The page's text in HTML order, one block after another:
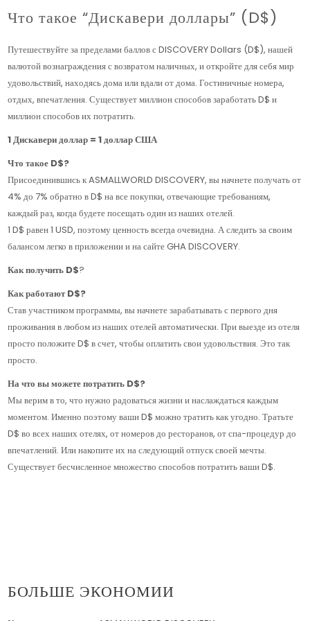
following
links
will
the
content
Что такое “Дискавери доллары” (D$)
Путешествуйте за пределами баллов с DISCOVERY Dollars (D$), нашей
валютой вознаграждения с возвратом наличных, и откройте для себя мир
удовольствий, находясь дома или вдали от дома. Гостиничные номера,
отдых, впечатления. Существует миллион способов заработать D$ и
миллион способов их потратить.
1 Дискавери доллар = 1 доллар США
Что такое D$?
Присоединившись к ASMALLWORLD DISCOVERY, вы начнете получать от
4% до 7% обратно в D$ на все покупки, отвечающие требованиям,
каждый раз, когда будете посещать один из наших отелей.
1 D$ равен 1 USD, поэтому ценность всегда очевидна. А следить за своим
балансом легко в приложении и на сайте GHA DISCOVERY.
Как получить D$?
Как работают D$?
Став участником программы, вы начнете зарабатывать с первого дня
проживания в любом из наших отелей автоматически. При выезде из отеля
просто положите D$ в счет, чтобы оплатить свои удовольствия. Это так
просто.
На что вы можете потратить D$?
Мы верим в то, что нужно радоваться жизни и наслаждаться каждым
моментом. Именно поэтому ваши D$ можно тратить как угодно. Тратьте
D$ во всех наших отелях, от номеров до ресторанов, от спа-процедур до
впечатлений. Или накопите их на следующий отпуск своей мечты.
Существует бесчисленное множество способов потратить ваши D$.
БОЛЬШЕ ЭКОНОМИИ